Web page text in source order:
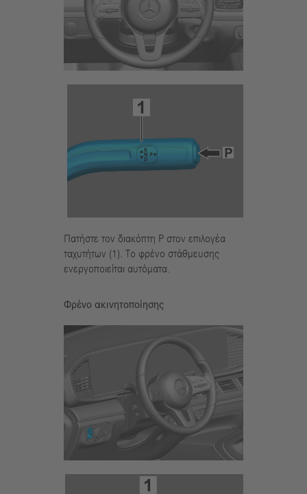
Πατήστε τον διακόπτη P στον επιλογέα
ταχυτήτων (1). Το φρένο στάθμευσης
ενεργοποιείται αυτόματα.
Φρένο ακινητοποίησης